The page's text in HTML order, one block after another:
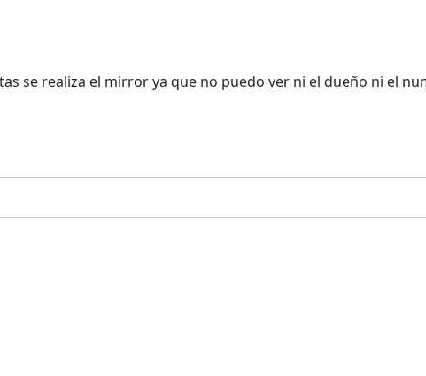
se realiza el mirror ya que no puedo ver ni el dueño ni el